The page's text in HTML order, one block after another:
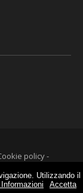
policy-
Utilizzando il
Accetta